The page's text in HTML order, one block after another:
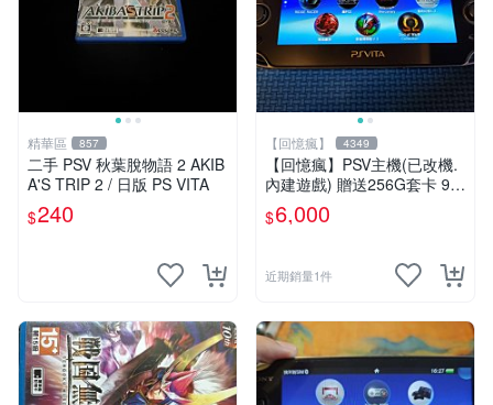
精華區 857
二手 PSV 秋葉脫物語 2 AKIB
A'S TRIP 2 / 日版 PS VITA
$240
【回憶瘋】 4349
【回憶瘋】PSV主機(已改機.
內建遊戲) 贈送256G套卡 9成
新 遊戲機 PSVITA
$6,000
近期銷量1件